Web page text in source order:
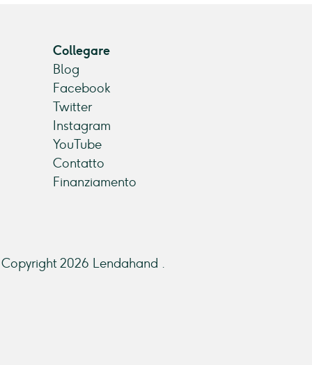
Collegare
Blog
Facebook
Twitter
Instagram
YouTube
Contatto
Finanziamento
2026 Lendahand .